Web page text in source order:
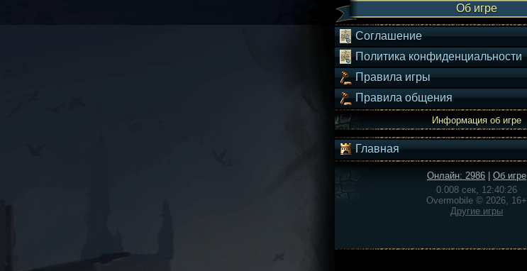
Об игре
Соглашение
Политика конфиденциальности
Правила игры
Правила общения
Информация об игре
Главная
Онлайн: 2986
Об игре
0.008 сек, 12:40:26
Overmobile © 2026, 16+
Другие игры